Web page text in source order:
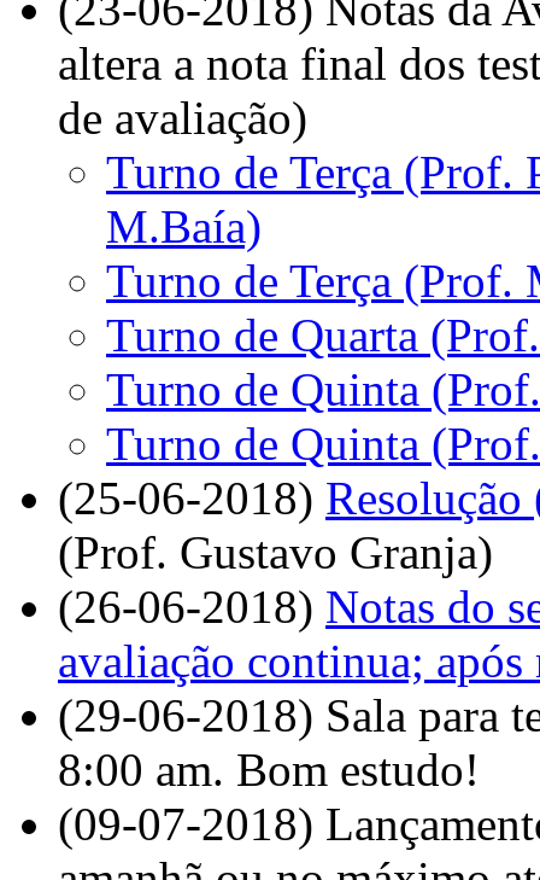
altera a nota final dos
de avaliação)
Turno de Terça (Prof.
M.Baía)
Turno de Terça (Prof.
Turno de Quarta
Turno de Quinta
Turno de Quinta
(25-06-2018) Resolução
(Prof. Gustavo Granja)
(26-06-2018) Notas do
avaliação continua;
(29-06-2018) Sala para
8:00 am. Bom estudo!
(09-07-2018)